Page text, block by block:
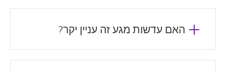
האם עדשות מגע זה עניין יקר?